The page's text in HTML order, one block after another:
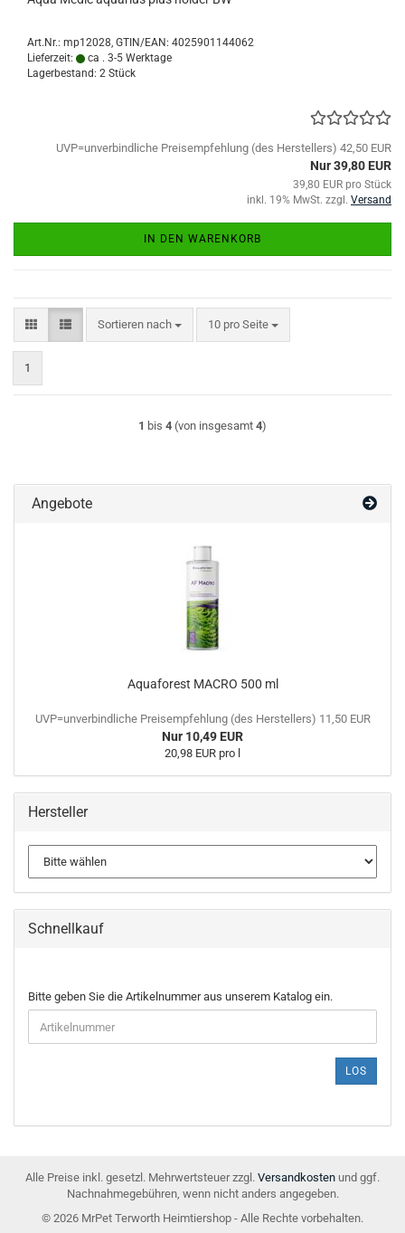
Art.Nr.: mp12028 GTIN/EAN: 4025901144062
Lieferzeit:
ca . 3-5 Werktage
Lagerbestand: 2 Stück
UVP=unverbindliche Preisempfehlung (des Herstellers) 42,50 EUR
Nur 39,80 EUR
39,80 EUR pro Stück
inkl. 19% MwSt. zzgl. Versand
IN DEN WARENKORB
Sortieren nach
Sortieren nach 10 pro Seite
pro Seite
1
1 bis 4 (von insgesamt 4)
Angebote
Aquaforest MACRO 500 ml
UVP=unverbindliche Preisempfehlung (des Herstellers) 11,50 EUR
Nur 10,49 EUR
20,98 EUR pro l
Hersteller
Schnellkauf
BITTE
GEBEN
SIE
DIE
EIN.
Bitte geben Sie die Artikelnummer aus unserem Katalog ein.
LOS
Alle Preise inkl. gesetzl. Mehrwertsteuer zzgl. Versandkosten und ggf.
Nachnahmegebühren, wenn nicht anders angegeben.
© 2026 MrPet Terworth Heimtiershop - Alle Rechte vorbehalten.